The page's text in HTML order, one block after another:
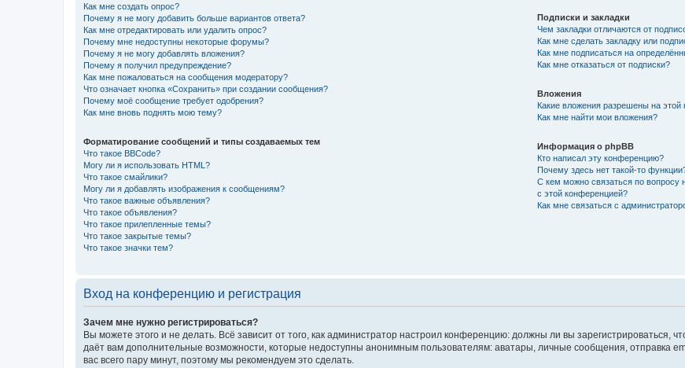
Как мне создать опрос?
Почему я не могу добавить больше вариантов ответа?
Как мне отредактировать или удалить опрос?
Почему мне недоступны некоторые форумы?
Почему я не могу добавлять вложения?
Почему я получил предупреждение?
Как мне пожаловаться на сообщения модератору?
Что означает кнопка «Сохранить» при создании сообщения?
Почему моё сообщение требует одобрения?
Как мне вновь поднять мою тему?
Форматирование сообщений и типы создаваемых тем
Что такое BBCode?
Могу ли я использовать HTML?
Что такое смайлики?
Могу ли я добавлять изображения к сообщениям?
Что такое важные объявления?
Что такое объявления?
Что такое прилепленные темы?
Что такое закрытые темы?
Что такое значки тем?
Подписки и закладки
Чем закладки отличаются от
Как мне сделать закладку или
Как мне подписаться на
Как мне отказаться от подписки?
Вложения
Какие вложения разрешены на этой
Как мне найти мои вложения?
Информация о phpBB
Кто написал эту конференцию?
Почему здесь нет такой-то
С кем можно связаться по вопросу
с этой конференцией?
Как мне связаться с
Вход на конференцию и регистрация
Зачем мне нужно регистрироваться?
Вы можете этого и не делать. Всё зависит от того, как администратор настроил конференцию: должны ли вы зарегистрироваться,
даёт вам дополнительные возможности, которые недоступны анонимным пользователям: аватары, личные сообщения, отправка
вас всего пару минут, поэтому мы рекомендуем это сделать.